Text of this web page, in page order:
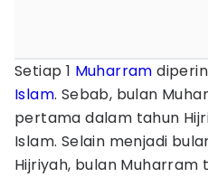
Setiap 1 Muharram
Islam. Sebab, bulan
pertama dalam tahun
Islam. Selain menjadi
Hijriyah, bulan